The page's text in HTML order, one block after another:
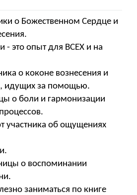
о Божественном Сердце и
- это опыт для ВСЕХ и на
о коконе вознесения и
идущих за помощью.
о боли и гармонизации
участника об ощущениях
о воспоминании
заниматься по книге